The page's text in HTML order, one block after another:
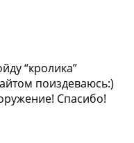
“кролика”
поиздеваюсь:)
Спасибо!